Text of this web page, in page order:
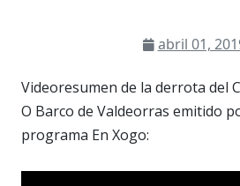
abril 01,
Videoresumen de la derrota del
O Barco de Valdeorras emitido
programa En Xogo: